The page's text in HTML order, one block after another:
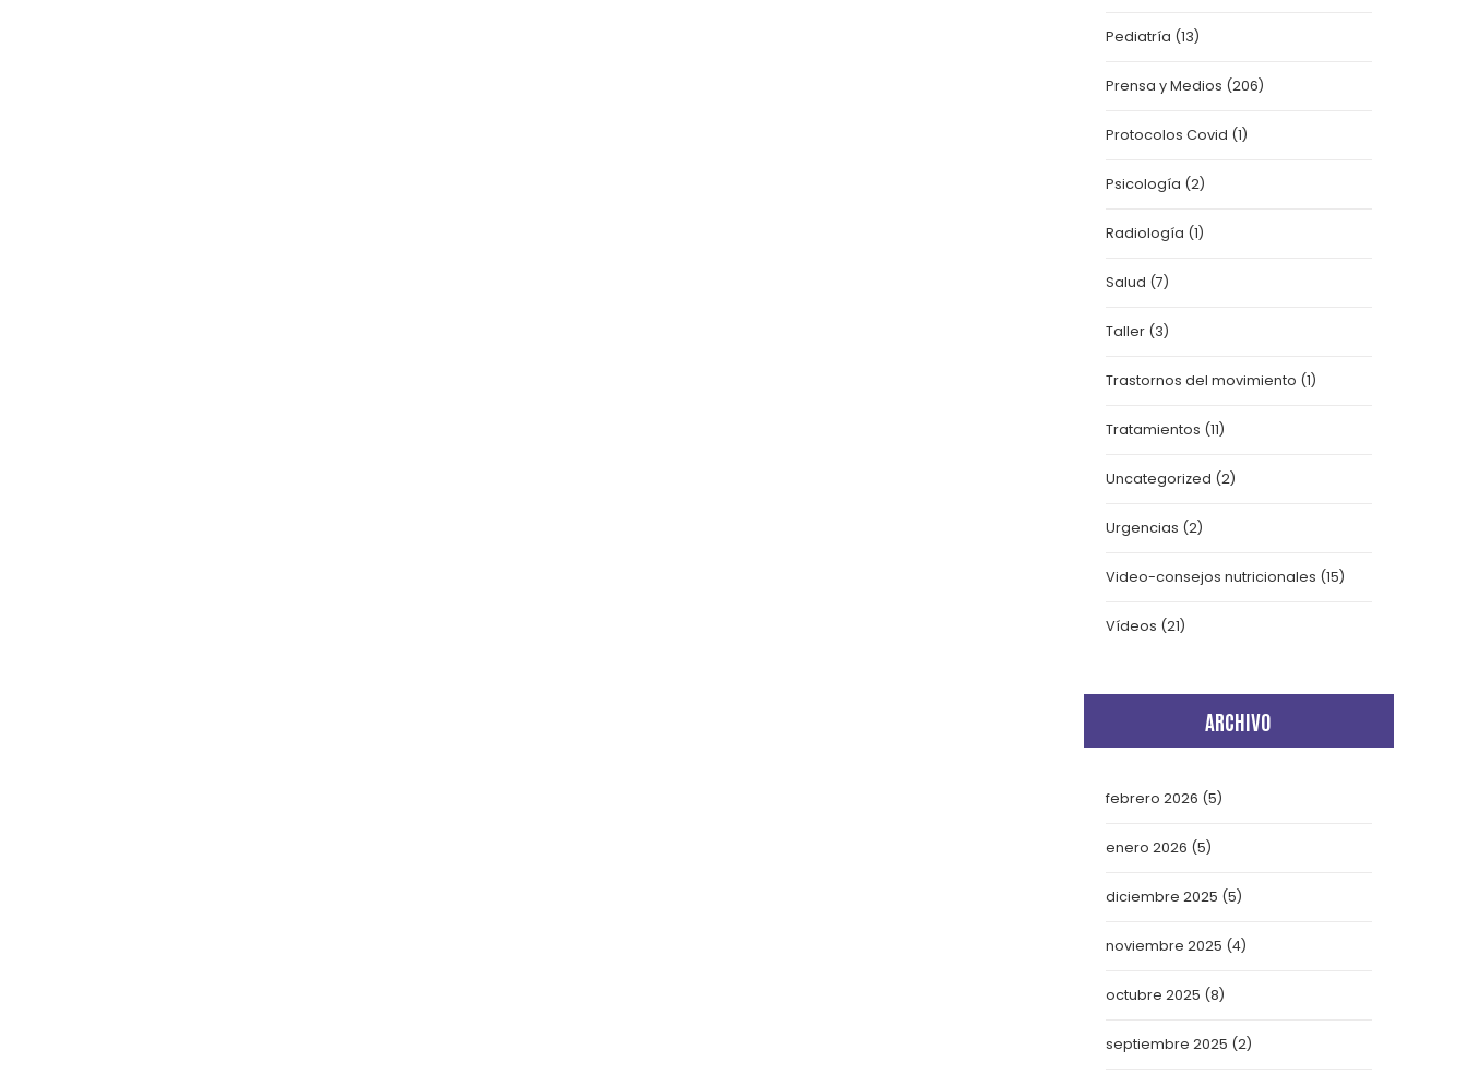
Pediatría (13)
Prensa y Medios (206)
Protocolos Covid (1)
Psicología (2)
Radiología (1)
Salud (7)
Taller(3)
Trastornos del movimiento (1)
Tratamientos (11)
Uncategorized (2)
Urgencias (2)
Video-consejos nutricionales (15)
Vídeos (21)
ARCHIVO
febrero 2026 (5)
enero 2026 (5)
diciembre 2025 (5)
noviembre 2025 (4)
octubre 2025 (8)
septiembre 2025 (2)